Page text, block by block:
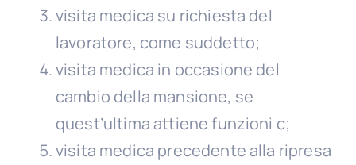
visita medica su richiesta del
lavoratore, come suddetto;
visita medica in occasione del
cambio della mansione, se
quest’ultima attiene funzioni c;
visita medica precedente alla ripresa